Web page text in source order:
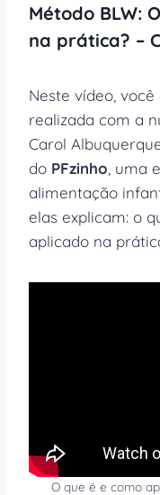
Método BLW:
na prática? –
Neste vídeo,
realizada com a
Carol
do PFzinho , uma
alimentação
elas explicam: o
aplicado na
O que é e como